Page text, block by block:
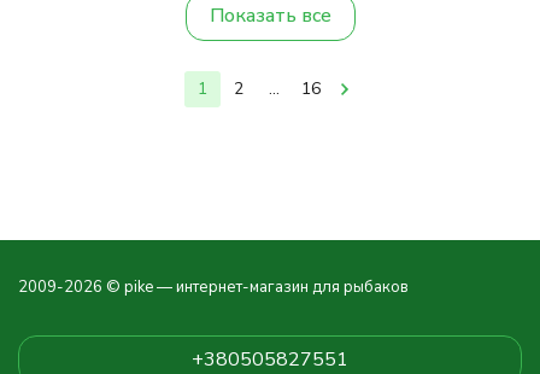
Показать все
1 2 ... 16
2009-2026 © pike — интернет-магазин для рыбаков
+380505827551